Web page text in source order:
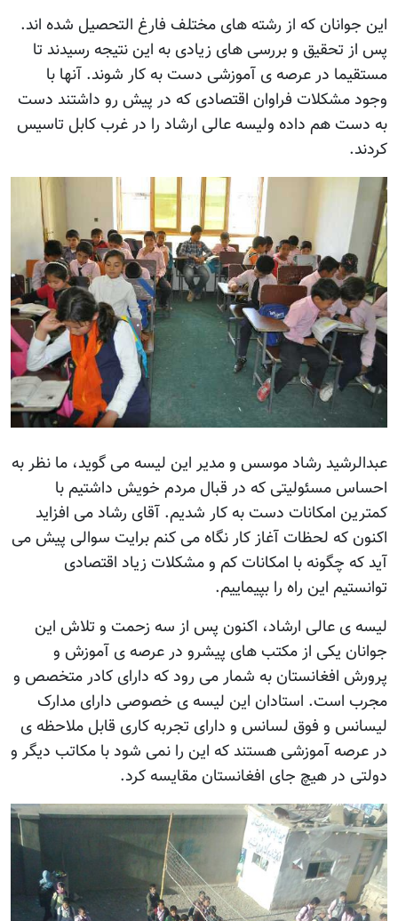
این جوانان که از رشته های مختلف فارغ التحصیل شده اند.
پس از تحقیق و بررسی های زیادی به این نتیجه رسیدند تا
مستقیما در عرصه ی آموزشی دست به کار شوند. آنها با
وجود مشکلات فراوان اقتصادی که در پیش رو داشتند دست
به دست هم داده ولیسه عالی ارشاد را در غرب کابل تاسیس
کردند.
عبدالرشید رشاد موسس و مدیر این لیسه می گوید، ما نظر به
احساس مسئولیتی که در قبال مردم خویش داشتیم با
کمترین امکانات دست به کار شدیم. آقای رشاد می افزاید
اکنون که لحظات آغاز کار نگاه می کنم برایت سوالی پیش می
آید که چگونه با امکانات کم و مشکلات زیاد اقتصادی
توانستیم این راه را بپیماییم.
لیسه ی عالی ارشاد، اکنون پس از سه زحمت و تلاش این
جوانان یکی از مکتب های پیشرو در عرصه ی آموزش و
پرورش افغانستان به شمار می رود که دارای کادر متخصص و
مجرب است. استادان این لیسه ی خصوصی دارای مدارک
لیسانس و فوق لسانس و دارای تجربه کاری قابل ملاحظه ی
در عرصه آموزشی هستند که این را نمی شود با مکاتب دیگر و
دولتی در هیچ جای افغانستان مقایسه کرد.